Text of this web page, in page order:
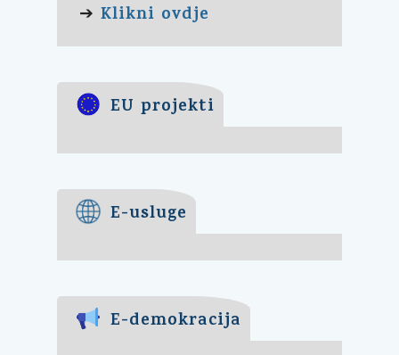
➔ Klikni ovdje
EU projekti
E-usluge
E-demokracija